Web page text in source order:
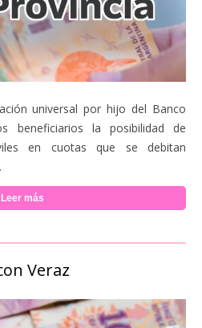
universal por hijo del Banco
beneficiarios la posibilidad de
en cuotas que se debitan
Leer más
Veraz